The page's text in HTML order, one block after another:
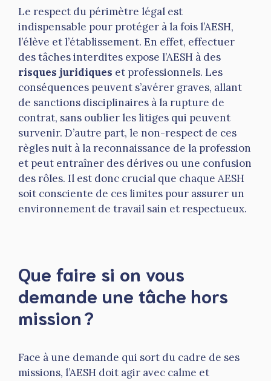
Le respect du périmètre légal est
indispensable pour protéger à la fois l’AESH,
l’élève et l’établissement. En effet, effectuer
des tâches interdites expose l’AESH à des
risques juridiques et professionnels. Les
conséquences peuvent s’avérer graves, allant
de sanctions disciplinaires à la rupture de
contrat, sans oublier les litiges qui peuvent
survenir. D’autre part, le non-respect de ces
règles nuit à la reconnaissance de la profession
et peut entraîner des dérives ou une confusion
des rôles. Il est donc crucial que chaque AESH
soit consciente de ces limites pour assurer un
environnement de travail sain et respectueux.
Que faire si on vous
demande une tâche hors
mission ?
Face à une demande qui sort du cadre de ses
missions, l’AESH doit agir avec calme et